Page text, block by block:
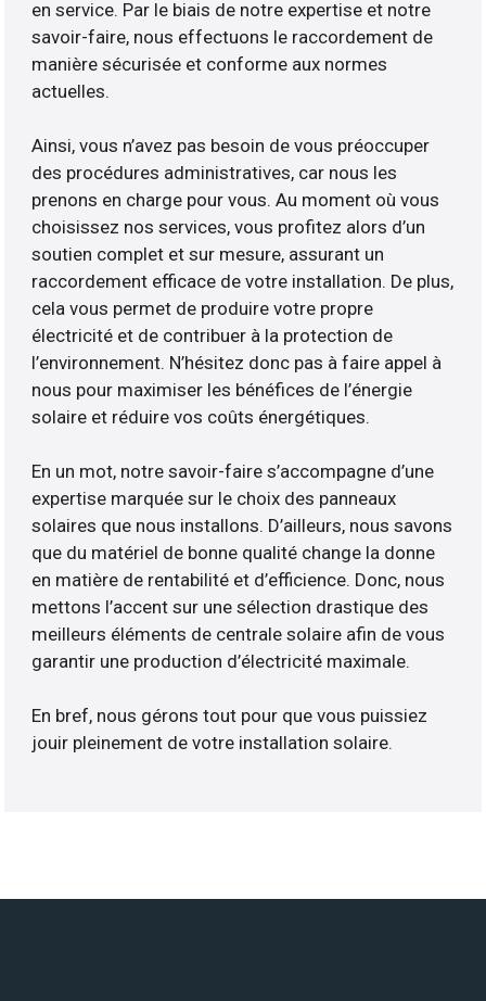
en service. Par le biais de notre expertise et notre
savoir-faire, nous effectuons le raccordement de
manière sécurisée et conforme aux normes
actuelles.
Ainsi, vous n’avez pas besoin de vous préoccuper
des procédures administratives, car nous les
prenons en charge pour vous. Au moment où vous
choisissez nos services, vous profitez alors d’un
soutien complet et sur mesure, assurant un
raccordement efficace de votre installation. De plus,
cela vous permet de produire votre propre
électricité et de contribuer à la protection de
l’environnement. N’hésitez donc pas à faire appel à
nous pour maximiser les bénéfices de l’énergie
solaire et réduire vos coûts énergétiques.
En un mot, notre savoir-faire s’accompagne d’une
expertise marquée sur le choix des panneaux
solaires que nous installons. D’ailleurs, nous savons
que du matériel de bonne qualité change la donne
en matière de rentabilité et d’efficience. Donc, nous
mettons l’accent sur une sélection drastique des
meilleurs éléments de centrale solaire afin de vous
garantir une production d’électricité maximale.
En bref, nous gérons tout pour que vous puissiez
jouir pleinement de votre installation solaire.